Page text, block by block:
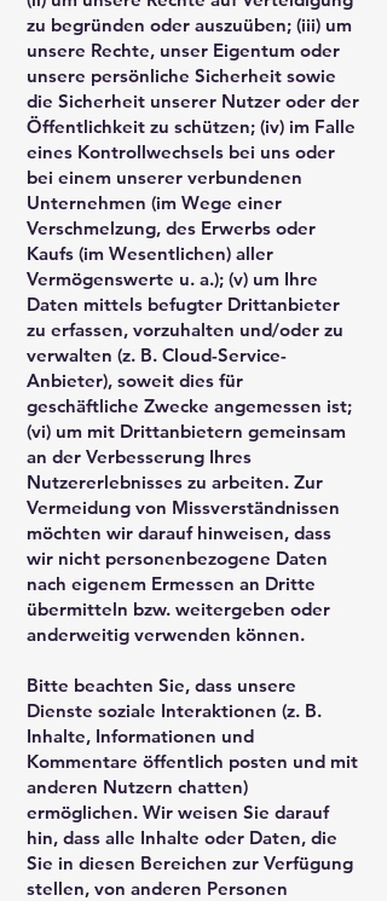
zu begründen oder auszuüben; (iii) um
unsere Rechte, unser Eigentum oder
unsere persönliche Sicherheit sowie
die Sicherheit unserer Nutzer oder der
Öffentlichkeit zu schützen; (iv) im Falle
eines Kontrollwechsels bei uns oder
bei einem unserer verbundenen
Unternehmen (im Wege einer
Verschmelzung, des Erwerbs oder
Kaufs (im Wesentlichen) aller
Vermögenswerte u. a.); (v) um Ihre
Daten mittels befugter Drittanbieter
zu erfassen, vorzuhalten und/oder zu
verwalten (z. B. Cloud-Service-
Anbieter), soweit dies für
geschäftliche Zwecke angemessen ist;
(vi) um mit Drittanbietern gemeinsam
an der Verbesserung Ihres
Nutzererlebnisses zu arbeiten. Zur
Vermeidung von Missverständnissen
möchten wir darauf hinweisen, dass
wir nicht personenbezogene Daten
nach eigenem Ermessen an Dritte
übermitteln bzw. weitergeben oder
anderweitig verwenden können.
Bitte beachten Sie, dass unsere
Dienste soziale Interaktionen (z. B.
Inhalte, Informationen und
Kommentare öffentlich posten und mit
anderen Nutzern chatten)
ermöglichen. Wir weisen Sie darauf
hin, dass alle Inhalte oder Daten, die
Sie in diesen Bereichen zur Verfügung
stellen, von anderen Personen